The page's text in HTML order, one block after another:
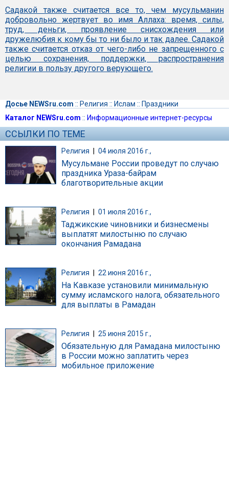
Садакой также считается все то, чем мусульманин
добровольно жертвует во имя Аллаха: время, силы,
труд, деньги, проявление снисхождения или
дружелюбия к кому бы то ни было и так далее. Садакой
также считается отказ от чего-либо не запрещенного с
целью сохранения, поддержки, распространения
религии в пользу другого верующего.
Досье NEWSru.com :: Религия :: Ислам :: Праздники
Каталог NEWSru.com :: Информационные интернет-ресурсы
ССЫЛКИ ПО ТЕМЕ
Религия | 04 июля 2016 г.,
Мусульмане России проведут по случаю
праздника Ураза-байрам
благотворительные акции
Религия 01 июля 2016 г.,
Таджикские чиновники и бизнесмены
выплатят милостыню по случаю
окончания Рамадана
Религия 22 июня 2016 г.,
На Кавказе установили минимальную
сумму исламского налога, обязательного
для выплаты в Рамадан
Религия 25 июня 2015 г.,
Обязательную для Рамадана милостыню
в России можно заплатить через
мобильное приложение